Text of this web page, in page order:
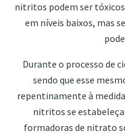
nitritos podem ser
em níveis baixos, mas
Durante o processo de
sendo que esse
repentinamente à
nitritos se
formadoras de nitrato